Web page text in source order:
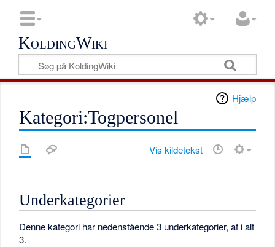
KoldingWiki
Hjælp
Kategori:Togpersonel
Vis kildetekst
Underkategorier
Denne kategori har nedenstående 3 underkategorier, af i alt
3.